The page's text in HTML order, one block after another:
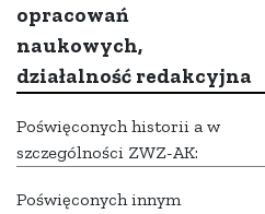
opracowań
naukowych,
działalność redakcyjna
Poświęconych historii a w
szczególności ZWZ-AK:
Poświęconych innym